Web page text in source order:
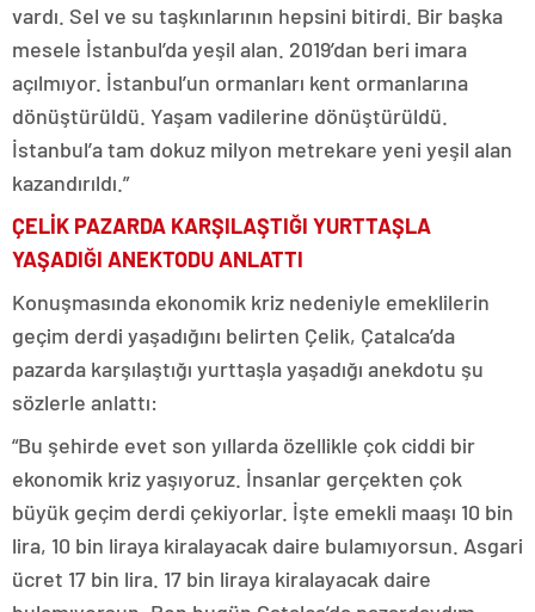
vardı. Sel ve su taşkınlarının hepsini bitirdi. Bir başka
mesele İstanbul’da yeşil alan. 2019’dan beri imara
açılmıyor. İstanbul’un ormanları kent ormanlarına
dönüştürüldü. Yaşam vadilerine dönüştürüldü.
İstanbul’a tam dokuz milyon metrekare yeni yeşil alan
kazandırıldı.”
ÇELİK PAZARDA KARŞILAŞTIĞI YURTTAŞLA
YAŞADIĞI ANEKTODU ANLATTI
Konuşmasında ekonomik kriz nedeniyle emeklilerin
geçim derdi yaşadığını belirten Çelik, Çatalca’da
pazarda karşılaştığı yurttaşla yaşadığı anekdotu şu
sözlerle anlattı:
“Bu şehirde evet son yıllarda özellikle çok ciddi bir
ekonomik kriz yaşıyoruz. İnsanlar gerçekten çok
büyük geçim derdi çekiyorlar. İşte emekli maaşı 10 bin
lira, 10 bin liraya kiralayacak daire bulamıyorsun. Asgari
ücret 17 bin lira. 17 bin liraya kiralayacak daire